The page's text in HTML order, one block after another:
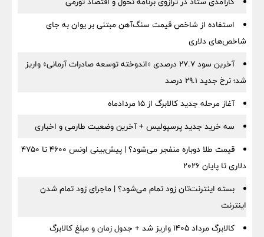
استفاده از شاخص قیمت سنگ‌آهن مبتنی بر یوان به جای
شاخص‌های دلاری
آخرین سود ۲۷.۷ درصدی «اندوخته توسعه صادرات آرمانی» واریز
شد؛ نرخ جدید ۲۹.۱ درصد
آغاز مرحله جدید کالابرگ از ۱۵ مردادماه
سه خرید جدید پرسپولیس + آخرین وضعیت طارمی و اخباری
قیمت طلا دوباره منفجر می‌شود؟ | پیش‌بینی اونس ۴۶۰۰ تا ۴۷۵۰
دلاری تا پایان ۲۰۲۶
بسته اینترنت‌تان زود تمام می‌شود؟ | ماجرای زود تمام شدن
اینترنت
کالابرگ مرداد ۱۴۰۵ واریز شد + جدول زمان و مبلغ کالابرگ